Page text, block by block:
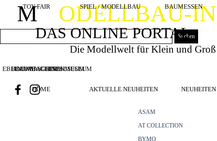
Direkt zum SeiteninhaltODELLBAU-
M
TOY FAIR SPIEL / MODELLBAU BAUMESSEN
DAS ONLINE PORTAL
Suchen
Die Modellwelt für Klein und Groß
BOUWMACHINES
BAUMASCHINENMUSEUM
EBIANUMBAGGERMUSEUM
HOME AKTUELLE NEUHEITEN
ASAM
AT COLLECTION
BYMO